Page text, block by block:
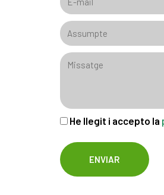
He llegit i accepto la